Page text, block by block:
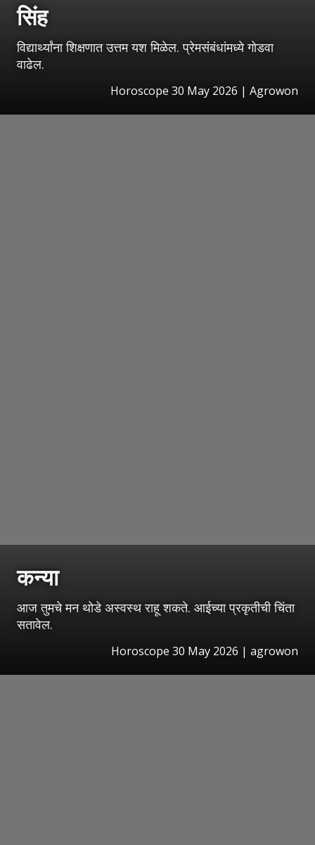
सिंह
विद्यार्थ्यांना शिक्षणात उत्तम यश मिळेल. प्रेमसंबंधांमध्ये गोडवा
वाढेल.
Horoscope 30 May 2026 | Agrowon
कन्या
आज तुमचे मन थोडे अस्वस्थ राहू शकते. आईच्या प्रकृतीची चिंता
सतावेल.
Horoscope 30 May 2026 | agrowon